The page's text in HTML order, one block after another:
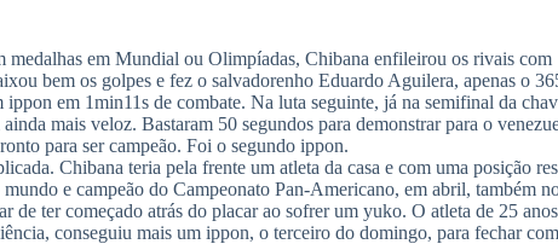
medalhas em Mundial ou Olimpíadas, Chibana enfileirou os rivais com
bem os golpes e fez o salvadorenho Eduardo Aguilera, apenas o
em 1min11s de combate. Na luta seguinte, já na semifinal da
mais veloz. Bastaram 50 segundos para demonstrar para o
para ser campeão. Foi o segundo ippon.
Chibana teria pela frente um atleta da casa e com uma posição
e campeão do Campeonato Pan-Americano, em abril, também
de ter começado atrás do placar ao sofrer um yuko. O atleta de 25 anos
conseguiu mais um ippon, o terceiro do domingo, para fechar